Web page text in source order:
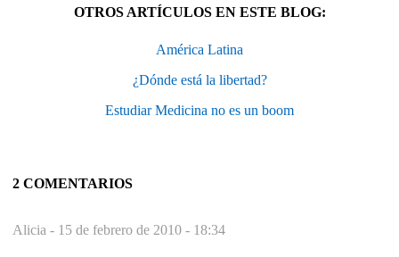
OTROS ARTÍCULOS EN ESTE BLOG:
América Latina
¿Dónde está la libertad?
Estudiar Medicina no es un boom
2 COMENTARIOS
Alicia - 15 de febrero de 2010 - 18:34